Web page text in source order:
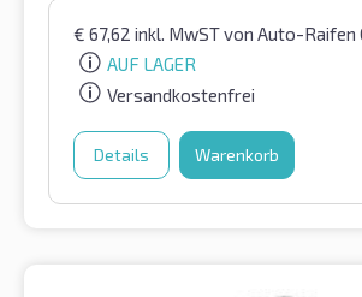
€ 67,62 inkl. MwSTvon Auto-Raifen
AUF LAGER
Versandkostenfrei
Details Warenkorb